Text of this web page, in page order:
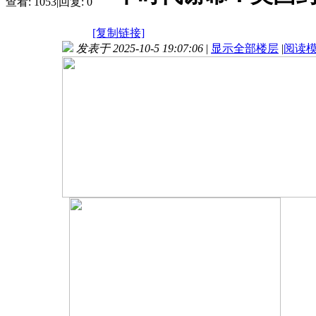
[复制链接]
发表于 2025-10-5 19:07:06 | 显示全部楼层 |阅读